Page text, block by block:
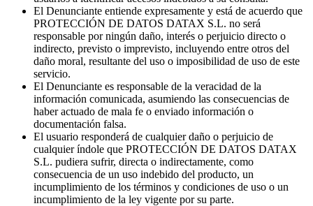
El Denunciante entiende expresamente y está de acuerdo que
PROTECCIÓN DE DATOS DATAX S.L. no será
responsable por ningún daño, interés o perjuicio directo o
indirecto, previsto o imprevisto, incluyendo entre otros del
daño moral, resultante del uso o imposibilidad de uso de este
servicio.
El Denunciante es responsable de la veracidad de la
información comunicada, asumiendo las consecuencias de
haber actuado de mala fe o enviado información o
documentación falsa.
El usuario responderá de cualquier daño o perjuicio de
cualquier índole que PROTECCIÓN DE DATOS DATAX
S.L. pudiera sufrir, directa o indirectamente, como
consecuencia de un uso indebido del producto, un
incumplimiento de los términos y condiciones de uso o un
incumplimiento de la ley vigente por su parte.